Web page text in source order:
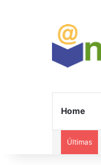
Home
Últimas